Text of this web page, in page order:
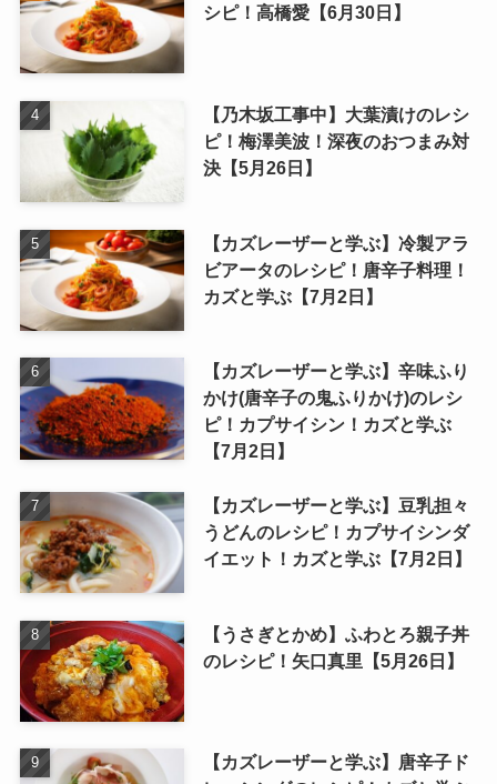
シピ！高橋愛【6月30日】
【乃木坂工事中】大葉漬けのレシ
ピ！梅澤美波！深夜のおつまみ対
決【5月26日】
【カズレーザーと学ぶ】冷製アラ
ビアータのレシピ！唐辛子料理！
カズと学ぶ【7月2日】
【カズレーザーと学ぶ】辛味ふり
かけ(唐辛子の鬼ふりかけ)のレシ
ピ！カプサイシン！カズと学ぶ
【7月2日】
【カズレーザーと学ぶ】豆乳担々
うどんのレシピ！カプサイシンダ
イエット！カズと学ぶ【7月2日】
【うさぎとかめ】ふわとろ親子丼
のレシピ！矢口真里【5月26日】
【カズレーザーと学ぶ】唐辛子ド